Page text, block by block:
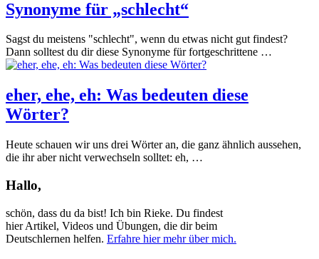
Synonyme für „schlecht“
Sagst du meistens "schlecht", wenn du etwas nicht gut findest?
Dann solltest du dir diese Synonyme für fortgeschrittene …
eher, ehe, eh: Was bedeuten diese
Wörter?
Heute schauen wir uns drei Wörter an, die ganz ähnlich aussehen,
die ihr aber nicht verwechseln solltet: eh, …
Hallo,
schön, dass du da bist! Ich bin Rieke. Du findest
hier Artikel, Videos und Übungen, die dir beim
Deutschlernen helfen. Erfahre hier mehr über mich.